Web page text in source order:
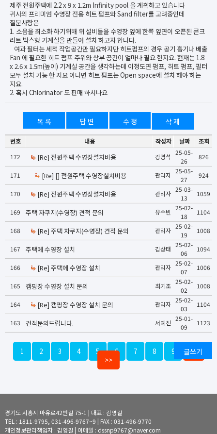
제주 전원주택에 2.2 x 9 x 1.2m Infinity pool 을 계획하고 있습니다
귀사의 프리미엄 수영장 전용 히트 펌프와 Sand filter를 고려중인데
질문사항은
1. 소음을 최소화 하기위해 위 설비들을 수영장 옆에 한쪽 옆면이 오픈된 콘크
리트 박스형 기계실을 만들어 설치 하고자 합니다.
여과 필터는 세척 작업공간만 필요하지만 히트펌프의 경우 공기 흡기나 배출
Fan 에 필요한 히트 펌프 주위와 상부 공간이 얼마나 필요 한지요. 현재는 1.8
x 2.6 x 1.5m(높이) 기계실 공간을 생각하는데 이정도면 펌프, 히트 펌프, 필터
모두 설치 가능 한 지요 아니면 히트 펌프는 Open space에 설치 해야 하는
지요.
2. 혹시 Chlorinator 도 판매 하시나요
목 록 답 변 수 정 삭 제
번호 내용 작성자 날짜
조회
172
[Re] 전원주택 수영장설치비용 강경석
25-05-
26
826
171 [Re] [] 전원주택 수영장설치비용 관리자
25-05-
27
924
170 [Re] 전원주택 수영장설치비용 관리자
25-03-
13
1059
169 주택 자쿠지(수영장) 견적 문의 유수빈
25-02-
18
1104
168 [Re] 주택 자쿠지(수영장) 견적 문의 관리자
25-02-
19
1008
167 주택에 수영장 설치 김상태
25-02-
06
1094
166 [Re] 주택에 수영장 설치 관리자
25-02-
07
1006
165 캠핑장 수영장 설치 문의 최기조
25-02-
02
1008
164 [Re] 캠핑장 수영장 설치 문의 관리자
25-02-
03
1104
163 견적문의드립니다. 서예진
25-01-
09
1123
1 2 3 4 5 6 7 8 9
10
>>
글쓰기
경기도 시흥시 마유로42번길 75-1 | 대표 : 김영길
TEL : 1811-9795, 031-496-9767~9 | FAX : 031-496-9770
개인정보관리책임자 : 김영길 | 이메일 : dssnp9767@naver.com